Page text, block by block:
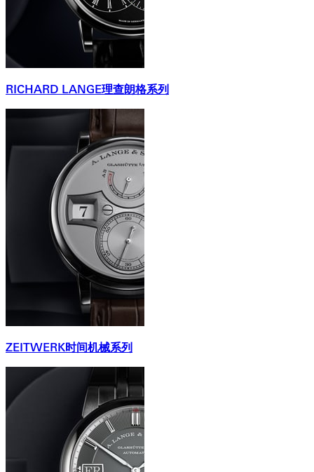
RICHARD LANGE理查朗格系列
ZEITWERK时间机械系列